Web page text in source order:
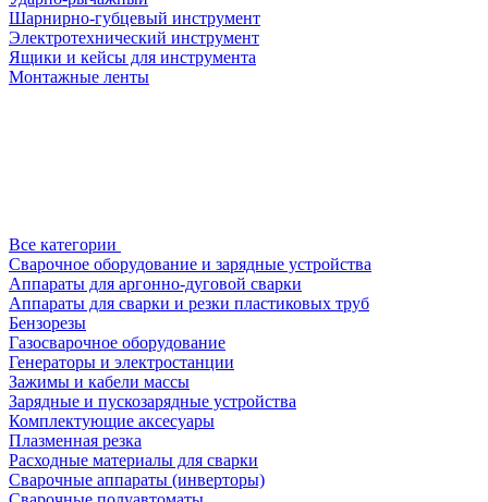
Шарнирно-губцевый инструмент
Электротехнический инструмент
Ящики и кейсы для инструмента
Монтажные ленты
Все категории
Сварочное оборудование и зарядные устройства
Аппараты для аргонно-дуговой сварки
Аппараты для сварки и резки пластиковых труб
Бензорезы
Газосварочное оборудование
Генераторы и электростанции
Зажимы и кабели массы
Зарядные и пускозарядные устройства
Комплектующие аксесуары
Плазменная резка
Расходные материалы для сварки
Сварочные аппараты (инверторы)